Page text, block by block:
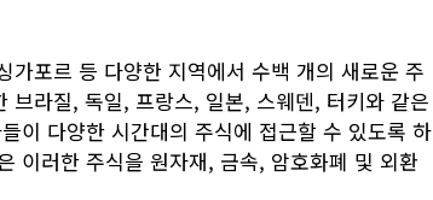
포르 등 다양한 지역에서 수백 개의 새로운 주
브라질, 독일, 프랑스, 일본, 스웨덴, 터키와 같은
이 다양한 시간대의 주식에 접근할 수 있도록 하
이러한 주식을 원자재, 금속, 암호화폐 및 외환